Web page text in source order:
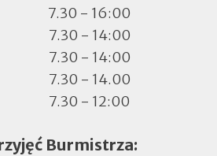
7.30 - 16:00
7.30 - 14:00
7.30 - 14:00
7.30 - 14.00
7.30 - 12:00
Burmistrza: